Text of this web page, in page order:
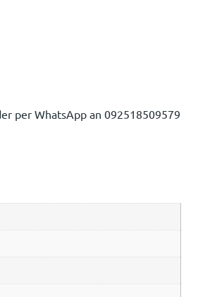
per WhatsApp an 092518509579